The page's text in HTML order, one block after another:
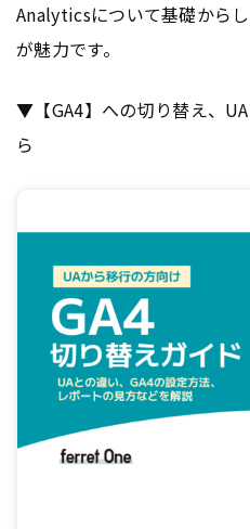
Analyticsについて基礎から
が魅力です。
▼【GA4】への切り替え、
ら